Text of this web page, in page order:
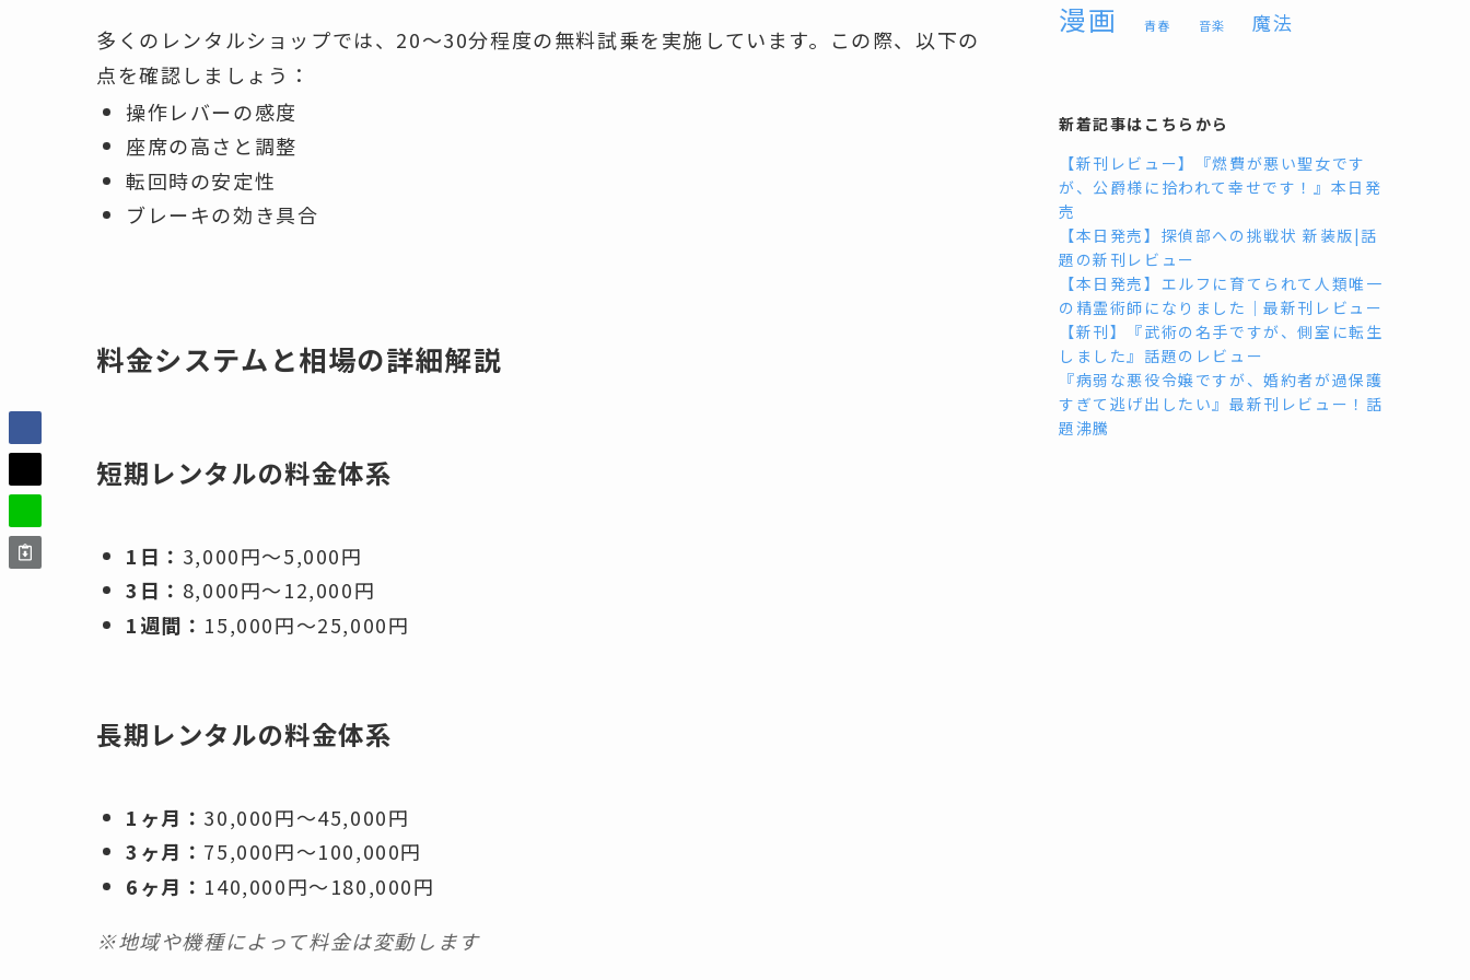
多くのレンタルショップでは、20〜30分程度の無料試乗を実施しています。この際、以下の
点を確認しましょう：
操作レバーの感度
座席の高さと調整
転回時の安定性
ブレーキの効き具合
料金システムと相場の詳細解説
短期レンタルの料金体系
1日： 3,000円〜5,000円
3日： 8,000円〜12,000円
1週間： 15,000円〜25,000円
長期レンタルの料金体系
1ヶ月： 30,000円〜45,000円
3ヶ月： 75,000円〜100,000円
6ヶ月： 140,000円〜180,000円
※地域や機種によって料金は変動します
漫画
青春 音楽 魔法
新着記事はこちらから
【新刊レビュー】『燃費が悪い聖女です
が、公爵様に拾われて幸せです！』本日発
売
【本日発売】探偵部への挑戦状 新装版|話
題の新刊レビュー
【本日発売】エルフに育てられて人類唯一
の精霊術師になりました｜最新刊レビュー
【新刊】『武術の名手ですが、側室に転生
しました』話題のレビュー
『病弱な悪役令嬢ですが、婚約者が過保護
すぎて逃げ出したい』最新刊レビュー！話
題沸騰